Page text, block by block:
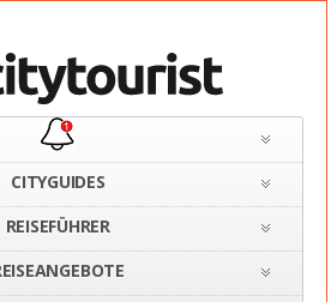
CITYGUIDES
REISEFÜHRER